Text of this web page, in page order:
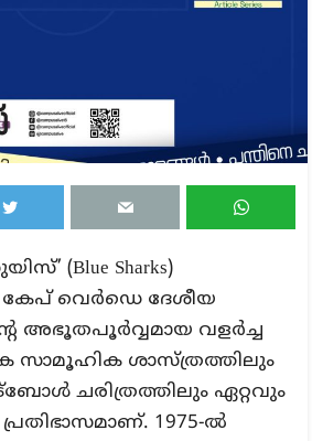
(Blue Sharks)
കേപ് വെർഡെ ദേശീയ
അഭൂതപൂർവ്വമായ വളർച്ച
സാമൂഹിക ശാസ്ത്രത്തിലും
ചരിത്രത്തിലും ഏറ്റവും
1975-ൽ